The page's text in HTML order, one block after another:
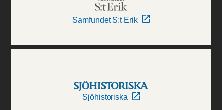
Samfundet S:t Erik
Sjöhistoriska